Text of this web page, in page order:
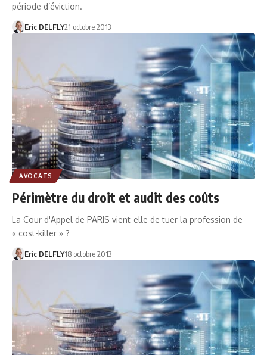
période d’éviction.
Eric DELFLY21 octobre 2013
AVOCATS
Périmètre du droit et audit des coûts
La Cour d'Appel de PARIS vient-elle de tuer la profession de
« cost-killer » ?
Eric DELFLY18 octobre 2013